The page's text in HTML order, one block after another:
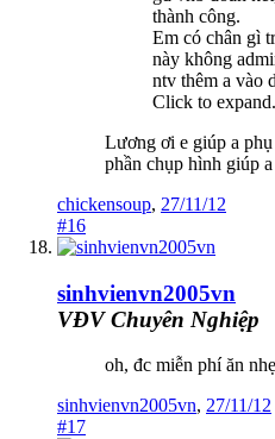
thành công.
Em có chân gì
này không
ntv thêm a vào
Click to
Lương ơi e giúp a
phần chụp hình giúp
chickensoup, 27/11/12
#16
sinhvienvn2005vn
VĐV Chuyên Nghiệp
oh, đc miễn phí ăn
sinhvienvn2005vn, 27/11/12
#17